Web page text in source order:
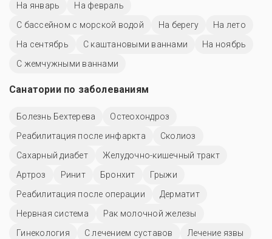
На январь
На февраль
С бассейном с морской водой
На берегу
На лето
На сентябрь
С каштановыми ваннами
На ноябрь
С жемчужными ваннами
Санатории по заболеваниям
Болезнь Бехтерева
Остеохондроз
Реабилитация после инфаркта
Сколиоз
Сахарный диабет
Желудочно-кишечный тракт
Артроз
Ринит Бронхит
Грыжи
Реабилитация после операции
Дерматит
Нервная система
Рак молочной железы
Гинекология
С лечением суставов
Лечение язвы